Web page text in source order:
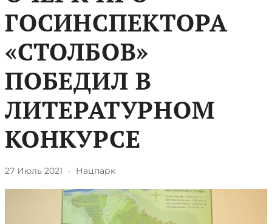
ГОСИНСПЕКТОРА
«СТОЛБОВ»
ПОБЕДИЛ В
ЛИТЕРАТУРНОМ
КОНКУРСЕ
27 Июль 2021 · Нацпарк